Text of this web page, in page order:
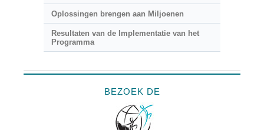
Oplossingen brengen aan Miljoenen
Resultaten van de Implementatie van het
Programma
BEZOEK DE